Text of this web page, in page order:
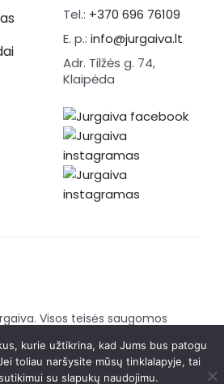
Tel.: +370 696 76109
E. p.: info@jurgaiva.lt
Adr. Tilžės g. 74,
Klaipėda
Visos teisės saugomos
Brandmedia agency
kurie užtikrina, kad Jums bus patogu
toliau naršysite mūsų tinklalapyje, tai
su slapukų naudojimu.